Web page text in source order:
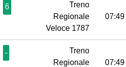
6
Treno
Regionale
Veloce 1787
07:49
-
Treno
Regionale
07:49